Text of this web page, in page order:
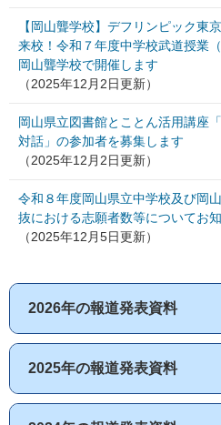
【岡山聾学校】デフリンピック東
来校！令和７年度中学校武道授業
岡山聾学校で開催します
（2025年12月2日更新）
岡山県立図書館とことん活用講座
対話」の参加者を募集します
（2025年12月2日更新）
令和８年度岡山県立中学校及び岡
抜における志願者数等についてお
（2025年12月5日更新）
2026年の報道発表資料
2025年の報道発表資料